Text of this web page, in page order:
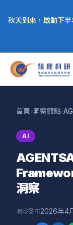
秋天到來，啟動下
首頁›洞察觀點›
AI
洞察
洞察發布2026年4